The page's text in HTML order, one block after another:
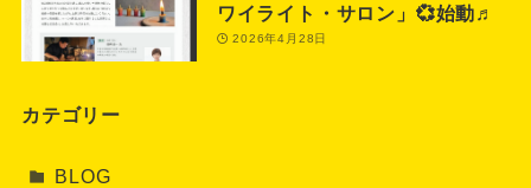
ワイライト・サロン」💞始動♬
2026年4月28日
カテゴリー
BLOG